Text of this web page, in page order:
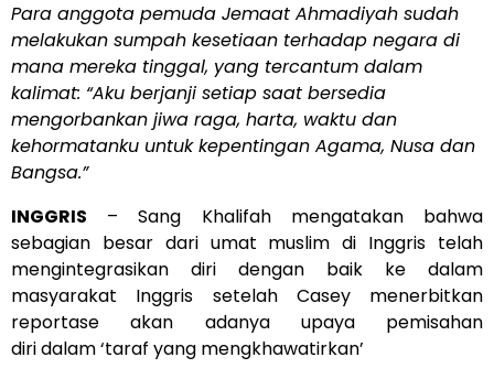
Para anggota pemuda Jemaat Ahmadiyah sudah
melakukan sumpah kesetiaan terhadap negara di
mana mereka tinggal, yang tercantum dalam
kalimat: “Aku berjanji setiap saat bersedia
mengorbankan jiwa raga, harta, waktu dan
kehormatanku untuk kepentingan Agama, Nusa dan
Bangsa.”
INGGRIS – Sang Khalifah mengatakan bahwa
sebagian besar dari umat muslim di Inggris telah
mengintegrasikan diri dengan baik ke dalam
masyarakat Inggris setelah Casey menerbitkan
reportase akan adanya upaya pemisahan
diri dalam ‘taraf yang mengkhawatirkan’